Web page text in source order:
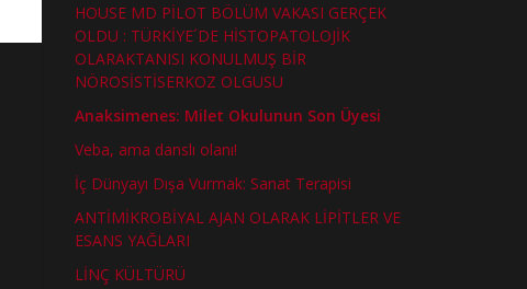
HOUSE MD PİLOT BÖLÜM VAKASI GERÇEK
OLDU : TÜRKİYE´DE HİSTOPATOLOJİK
OLARAKTANISI KONULMUŞ BİR
NÖROSİSTİSERKOZ OLGUSU
Anaksimenes: Milet Okulunun Son Üyesi
Veba, ama danslı olanı!
İç Dünyayı Dışa Vurmak: Sanat Terapisi
ANTİMİKROBİYAL AJAN OLARAK LİPİTLER VE
ESANS YAĞLARI
LİNÇ KÜLTÜRÜ